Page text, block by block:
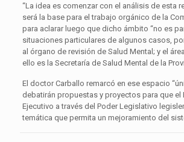
“La idea es comenzar con el análisis de esta
será la base para el trabajo orgánico de la
para aclarar luego que dicho ámbito “no es
situaciones particulares de algunos casos,
al órgano de revisión de Salud Mental; y el
ello es la Secretaría de Salud Mental de la
El doctor Carballo remarcó en ese espacio
debatirán propuestas y proyectos para que el
Ejecutivo a través del Poder Legislativo
temática que permita un mejoramiento del